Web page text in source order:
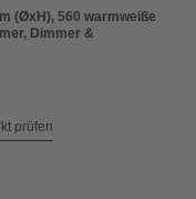
(ØxH), 560 warmweiße
Dimmer &
prüfen